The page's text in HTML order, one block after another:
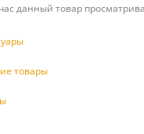
данный товар
товары